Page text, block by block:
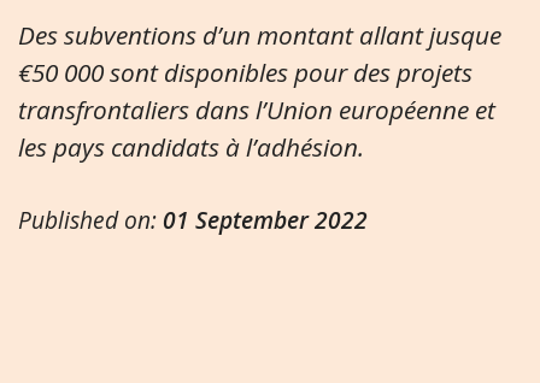
Des subventions d’un montant allant jusque
€50 000 sont disponibles pour des projets
transfrontaliers dans l’Union européenne et
les pays candidats à l’adhésion.
Published on: 01 September 2022